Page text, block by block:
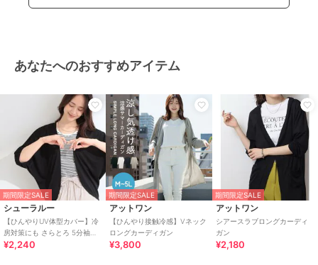
カーディガン
大きいサイズあり
イフスタイル/アウトドア
婚式・二次会
/ビジネス/
ュアル/セレモニー・入学式・卒
業式
原産国 バングラデシュ
あなたへのおすすめアイテム
期間限定SALE
シューラルー
【ひんやりUV体型カバー】冷
房対策にも さらとろ 5分袖ド
ルマンカーディガン
¥2,240
期間限定SALE
アットワン
【ひんやり接触冷感】Vネック
ロングカーディガン
¥3,800
期間限定SALE
アットワン
シアースラブロングカーディ
ガン
¥2,180